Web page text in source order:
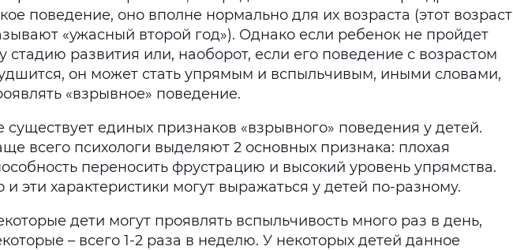
поведение, оно вполне нормально для их возраста (этот возраст
«ужасный второй год»). Однако если ребенок не пройдет
стадию развития или, наоборот, если его поведение с возрастом
он может стать упрямым и вспыльчивым, иными словами,
«взрывное» поведение.
существует единых признаков «взрывного» поведения у детей.
всего психологи выделяют 2 основных признака: плохая
переносить фрустрацию и высокий уровень упрямства.
и эти характеристики могут выражаться у детей по-разному.
дети могут проявлять вспыльчивость много раз в день,
– всего 1-2 раза в неделю. У некоторых детей данное